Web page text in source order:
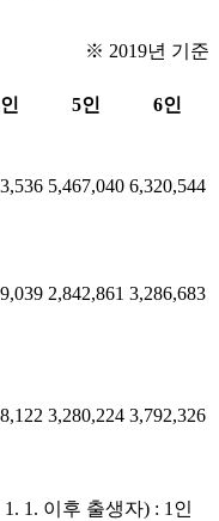
※ 2019년 기준
5인 6인
5,467,040 6,320,544
2,842,861 3,286,683
3,280,224 3,792,326
1. 이후 출생자) : 1인